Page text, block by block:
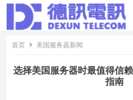
首页 美国服务器新闻
选择美国服务器时最值得信
指南